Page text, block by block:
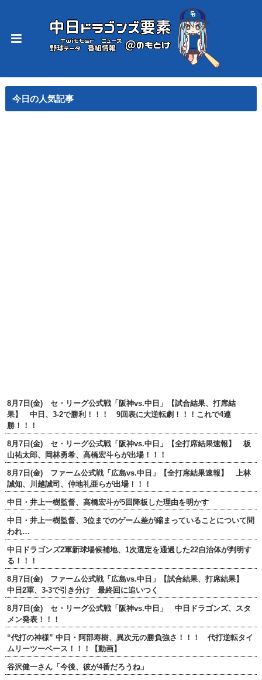
今日の人気記事
8月7日(金) セ・リーグ公式戦「阪神vs.中日」【試合結果、打席結
果】 中日、3-2で勝利！！！ 9回表に大逆転劇！！！これで4連
勝！！！
8月7日(金) セ・リーグ公式戦「阪神vs.中日」【全打席結果速報】 板
山祐太郎、岡林勇希、高橋宏斗らが出場！！！
8月7日(金) ファーム公式戦「広島vs.中日」【全打席結果速報】 上林
誠知、川越誠司、仲地礼亜らが出場！！！
中日・井上一樹監督、高橋宏斗が5回降板した理由を明かす
中日・井上一樹監督、3位までのゲーム差が縮まっていることについて問
われ…
中日ドラゴンズ2軍新球場候補地、1次選定を通過した22自治体が判明す
る！！！
8月7日(金) ファーム公式戦「広島vs.中日」【試合結果、打席結果】
中日2軍、3-3で引き分け 最終回に追いつく
8月7日(金) セ・リーグ公式戦「阪神vs.中日」 中日ドラゴンズ、スタ
メン発表！！！
“代打の神様” 中日・阿部寿樹、異次元の勝負強さ！！！ 代打逆転タイ
ムリーツーベース！！！【動画】
谷沢健一さん「今後、彼が4番だろうね」